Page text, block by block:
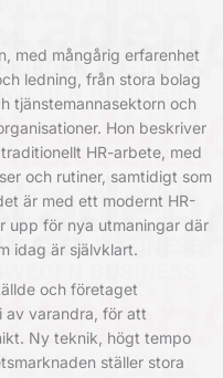
med mångårig erfarenhet
ledning, från stora bolag
tjänstemannasektorn och
Hon beskriver
HR-arbete, med
och rutiner, samtidigt som
är med ett modernt HR-
upp för nya utmaningar där
idag är självklart.
och företaget
av varandra, för att
Ny teknik, högt tempo
ställer stora